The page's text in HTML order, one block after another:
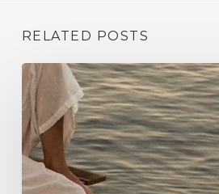
RELATED POSTS
Se
libérer
des
traumas
illusion
ou